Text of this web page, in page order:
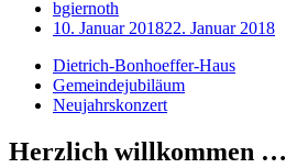
bgiernoth
10. Januar 201822. Januar 2018
Dietrich-Bonhoeffer-Haus
Gemeindejubiläum
Neujahrskonzert
Herzlich willkommen …